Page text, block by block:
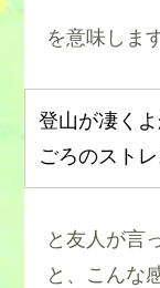
を意味しま
登山が凄く
ごろのスト
と友人が言
と、こんな